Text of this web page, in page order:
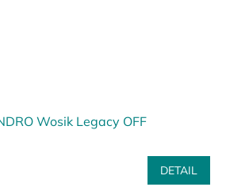
Wosik Legacy OFF
DETAIL